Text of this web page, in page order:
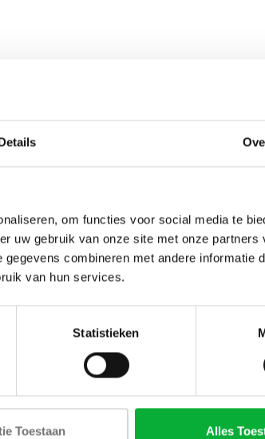
om functies voor social media te
uw gebruik van onze site met onze partners
combineren met andere informatie
van hun services.
Statistieken
Toestaan Alles